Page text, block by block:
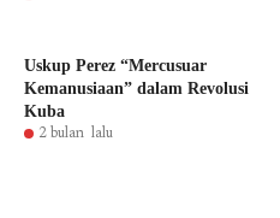
Uskup Perez “Mercusuar
Kemanusiaan” dalam Revolusi
Kuba
2 bulan lalu